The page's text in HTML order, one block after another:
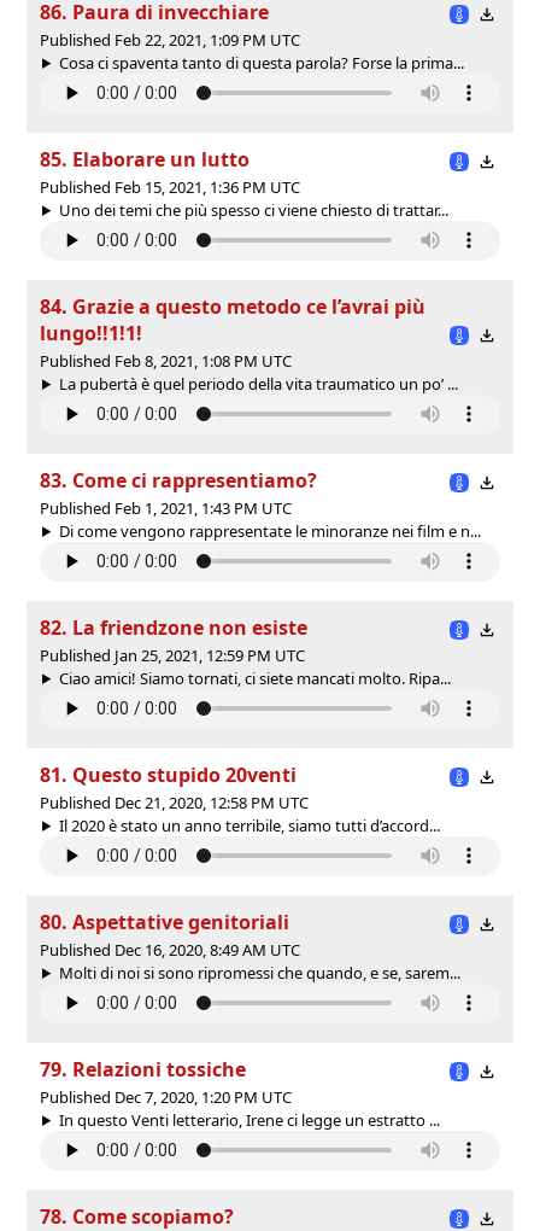
86. Paura di invecchiare
Published Feb 22, 2021, 1:09 PM UTC
Cosa ci spaventa tanto di questa parola? Forse la prima...
85. Elaborare un lutto
Published Feb 15, 2021, 1:36 PM UTC
Uno dei temi che più spesso ci viene chiesto di trattar...
84. Grazie a questo metodo ce l’avrai più
lungo!!1!1!
Published Feb 8, 2021, 1:08 PM UTC
La pubertà è quel periodo della vita traumatico un po’ ...
83. Come ci rappresentiamo?
Published Feb 1, 2021, 1:43 PM UTC
Di come vengono rappresentate le minoranze nei film e n...
82. La friendzone non esiste
Published Jan 25, 2021, 12:59 PM UTC
Ciao amici! Siamo tornati, ci siete mancati molto. Ripa...
81. Questo stupido 20venti
Published Dec 21, 2020, 12:58 PM UTC
Il 2020 è stato un anno terribile, siamo tutti d’accord...
80. Aspettative genitoriali
Published Dec 16, 2020, 8:49 AM UTC
Molti di noi si sono ripromessi che quando, e se, sarem...
79. Relazioni tossiche
Published Dec 7, 2020, 1:20 PM UTC
In questo Venti letterario, Irene ci legge un estratto ...
78. Come scopiamo?